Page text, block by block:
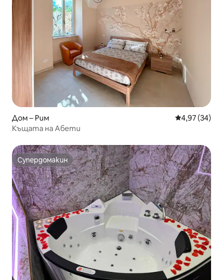
Дом – Рим Средна
4,97 (34)
Къщата на Абети
Супердомакин
Супердомакин